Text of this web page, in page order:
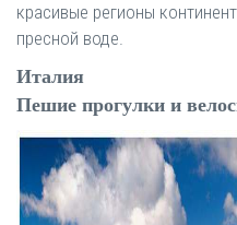
красивые регионы
пресной воде.
Италия
Пешие прогулки и